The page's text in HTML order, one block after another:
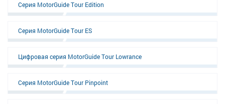
Серия MotorGuide Tour Edition
Серия MotorGuide Tour ES
Цифровая серия MotorGuide Tour Lowrance
Серия MotorGuide Tour Pinpoint